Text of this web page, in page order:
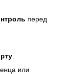
перед
или